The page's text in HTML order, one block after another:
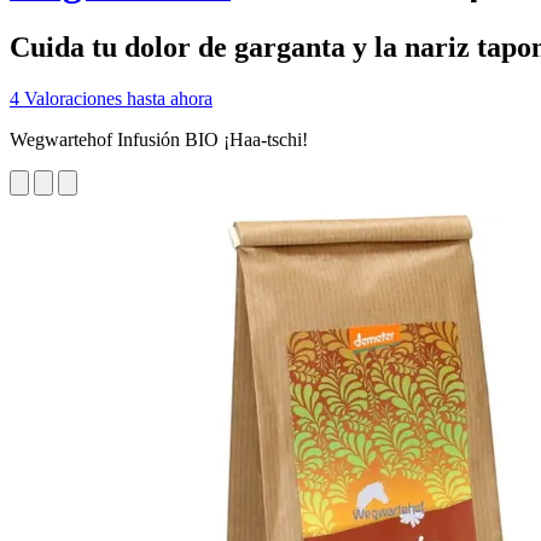
Cuida tu dolor de garganta y la nariz
4 Valoraciones hasta ahora
Wegwartehof Infusión BIO ¡Haa-tschi!